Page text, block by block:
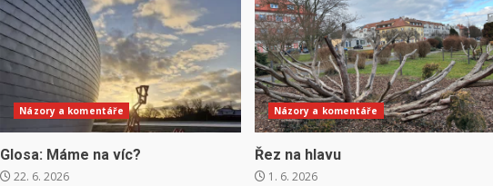
Názory a komentáře
Glosa: Máme na víc?
22. 6. 2026
Názory a komentáře
Řez na hlavu
1. 6. 2026